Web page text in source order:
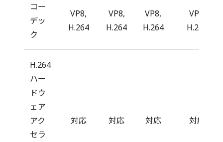
コー
デッ
ク
VP8,
H.264
VP8,
H.264
VP8,
H.264
VP8,
H.264
H.264
ハー
ドウ
ェア
アク
セラ
対応 対応 対応 対応